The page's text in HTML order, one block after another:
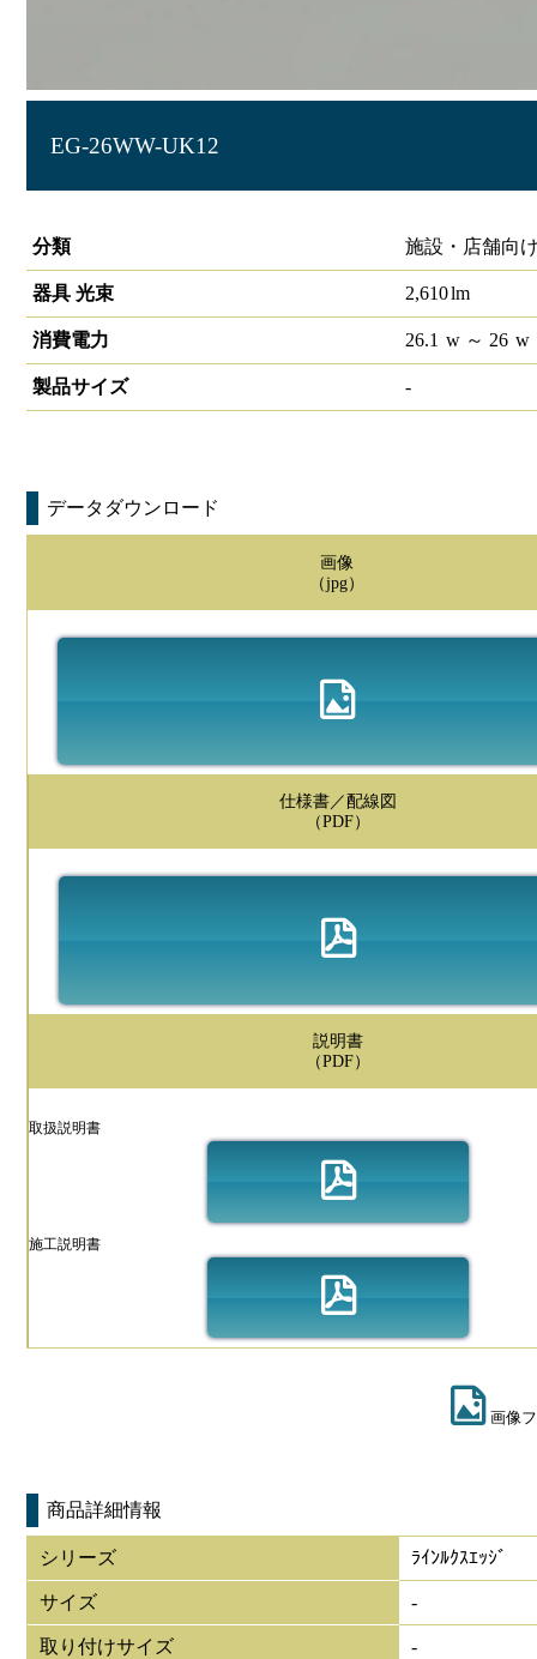
EG-26WW-UK12
分類
施設・店舗向
器具 光束 2,610lm
消費電力 26.1 w～ 26 w
製品サイズ -
データダウンロード
画像
（jpg）
仕様書／配線図
（PDF）
説明書
（PDF）
取扱説明書
施工説明書
画像
商品詳細情報
シリーズ ﾗｲﾝﾙｸｽｴｯｼﾞ
サイズ -
取り付けサイズ -